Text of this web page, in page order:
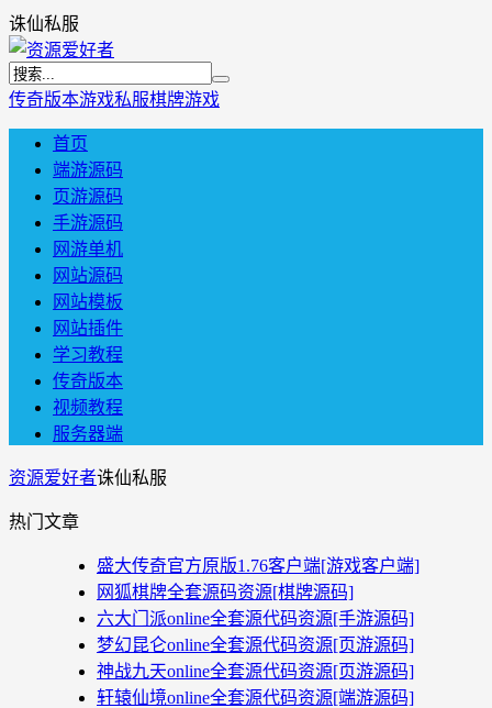
诛仙私服
传奇版本游戏私服棋牌游戏
首页
端游源码
页游源码
手游源码
网游单机
网站源码
网站模板
网站插件
学习教程
传奇版本
视频教程
服务器端
资源爱好者诛仙私服
热门文章
盛大传奇官方原版1.76客户端[游戏客户端]
网狐棋牌全套源码资源[棋牌源码]
六大门派online全套源代码资源[手游源码]
梦幻昆仑online全套源代码资源[页游源码]
神战九天online全套源代码资源[页游源码]
轩辕仙境online全套源代码资源[端游源码]